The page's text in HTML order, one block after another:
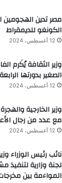
مصر تدين الهجومين
الكونغو للديمقراط
12 أغسطس، 2024
وزير الثقافة يُكَرم
الصغير بدورتها الرابعة 2024
12 أغسطس، 2024
وزير الخارجية
مع عدد من رجال
12 أغسطس، 2024
نائب رئيس الوزراء
لجنة وزارية
المواءمة بين